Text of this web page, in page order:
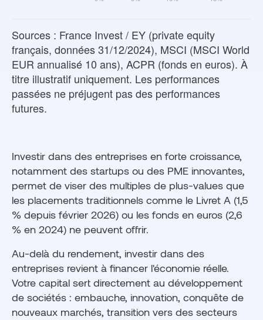
Sources : France Invest / EY (private equity
français, données 31/12/2024), MSCI (MSCI World
EUR annualisé 10 ans), ACPR (fonds en euros). À
titre illustratif uniquement. Les performances
passées ne préjugent pas des performances
futures.
Investir dans des entreprises en forte croissance,
notamment des startups ou des PME innovantes,
permet de viser des multiples de plus-values que
les placements traditionnels comme le Livret A (1,5
% depuis février 2026) ou les fonds en euros (2,6
% en 2024) ne peuvent offrir.
Au-delà du rendement, investir dans des
entreprises revient à financer l'économie réelle.
Votre capital sert directement au développement
de sociétés : embauche, innovation, conquête de
nouveaux marchés, transition vers des secteurs